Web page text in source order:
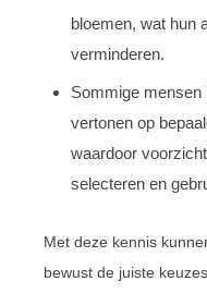
bloemen, wat hun
verminderen.
Sommige mensen
vertonen op
waardoor
selecteren en
Met deze kennis
bewust de juiste